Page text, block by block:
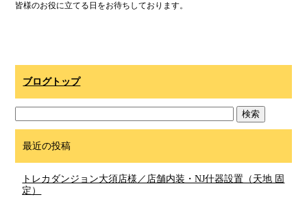
皆様のお役に立てる日をお待ちしております。
ブログトップ
最近の投稿
トレカダンジョン大須店様／店舗内装・NJ什器設置（天地 固
定）